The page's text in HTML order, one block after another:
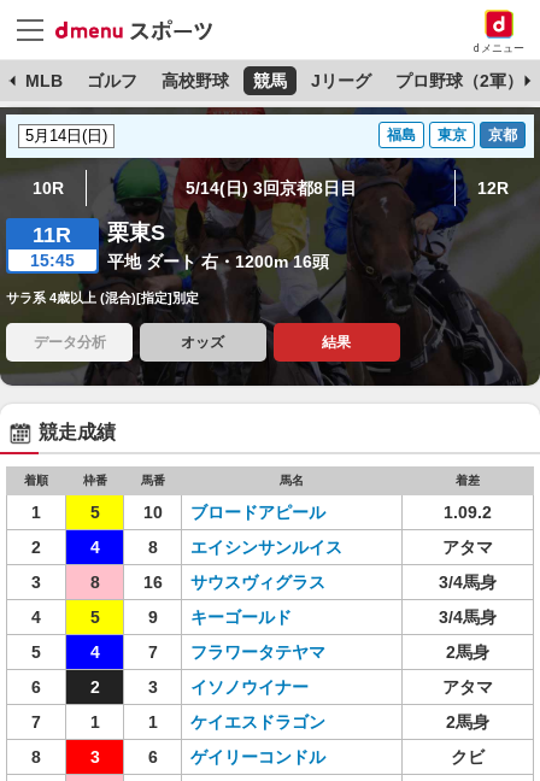
dメニュー
MLB ゴルフ 高校野球 競馬 Jリーグ プロ野球（2軍）
福島 東京 京都
10R 5/14(日) 3回京都8日目 12R
11R
15:45
栗東S
平地 ダート 右・1200m 16頭
サラ系 4歳以上 (混合)[指定]別定
データ分析 オッズ 結果
競走成績
着順 枠番 馬番 馬名 着差
1 5 10 ブロードアピール
1.09.2
2
4 8 エイシンサンルイス
アタマ
3
8 16 サウスヴィグラス
3/4馬身
4
5 9 キーゴールド
3/4馬身
5
4 7 フラワータテヤマ
2馬身
6
2 3 イソノウイナー
アタマ
7
1 1 ケイエスドラゴン
2馬身
8
3 6 ゲイリーコンドル
クビ